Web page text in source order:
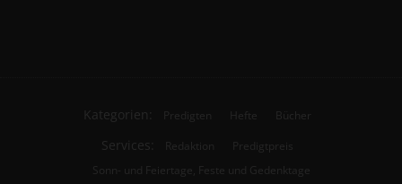
Kategorien: Predigten Hefte Bücher
Services: Redaktion
Predigtpreis
Sonn- und Feiertage, Feste und Gedenktage